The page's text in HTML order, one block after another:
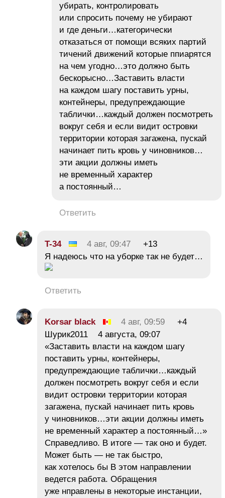
убирать, контролировать
или спросить почему не убирают
и где деньги…категорически
отказаться от помощи всяких партий
тичений движений которые ппиарятся
на чем угодно…это должно быть
бескорысно…Заставить власти
на каждом шагу поставить урны,
контейнеры, предупреждающие
таблички…каждый должен посмотреть
вокруг себя и если видит островки
территории которая загажена, пускай
начинает пить кровь у чиновников…
эти акции должны иметь
не временный характер
а постоянный…
Ответить
T-34 4 авг, 09:47
+13
Я надеюсь что на уборке так не будет…
Ответить
Korsar black 4 авг, 09:59
+4
Шурик2011 4 августа, 09:07
«Заставить власти на каждом шагу
поставить урны, контейнеры,
предупреждающие таблички…каждый
должен посмотреть вокруг себя и если
видит островки территории которая
загажена, пускай начинает пить кровь
у чиновников…эти акции должны иметь
не временный характер а постоянный…»
Справедливо. В итоге — так оно и будет.
Может быть — не так быстро,
как хотелось бы В этом направлении
ведется работа. Обращения
уже нправлены в некоторые инстанции,